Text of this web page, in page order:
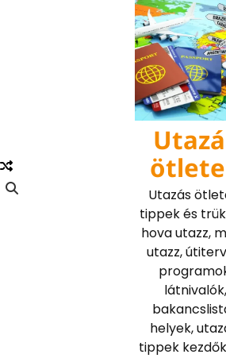
Utazás
tippek és
hova utazz,
utazz,
látnivalók,
helyek,
tippek